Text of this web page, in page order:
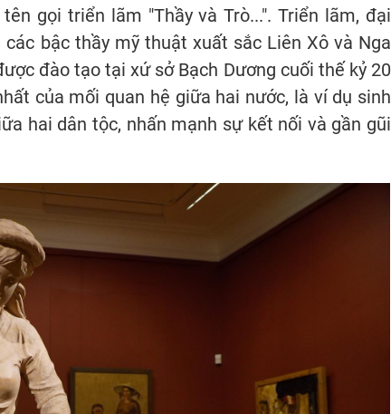
gọi triển lãm "Thầy và Trò...". Triển lãm, đại
bậc thầy mỹ thuật xuất sắc Liên Xô và Nga
đào tạo tại xứ sở Bạch Dương cuối thế kỷ 20
của mối quan hệ giữa hai nước, là ví dụ sinh
hai dân tộc, nhấn mạnh sự kết nối và gần gũi